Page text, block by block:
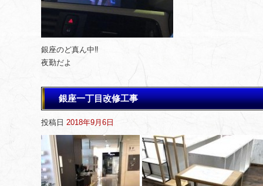
銀座のど真ん中‼️
夜勤だよ
銀座一丁目改修工事
投稿日 2018年9月6日